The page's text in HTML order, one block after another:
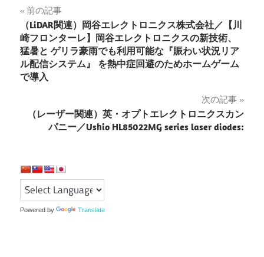
投
稿
ナ
ビ
ゲ
ョ
ン
前の記事
（LiDAR関連）岡⾕エレクトロニクス株式会社／【川
崎フロンターレ】岡⾕エレクトロニクスの新技術、
猛暑と ゲリラ豪⾬でも利⽤可能な『賑わい状況リア
ル配信システム』 を熱中症回避のためホームゲーム
で導⼊
次の記事
（レーザー関連）英・オプトエレクトロニクスカン
パニー／Ushio HL85022MG series laser diodes:
Powered by Translate